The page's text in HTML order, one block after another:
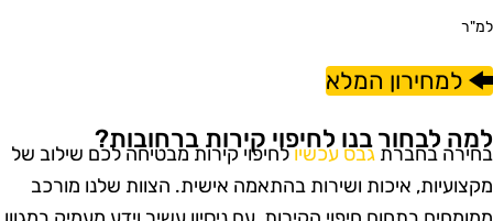
למחירון המלא
לבחור בנו לחיפוי קירות ברחובות?
בחברתגבס עכשיולחיפוי קירות מבטיחה לכם שילוב של
איכות ושירות בהתאמה אישית. הצוות שלנו מורכב